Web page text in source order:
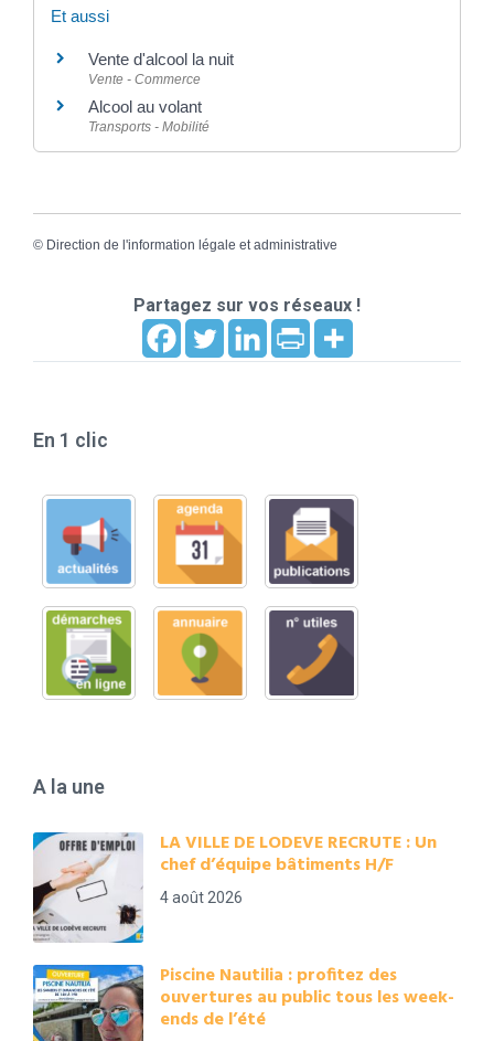
Et aussi
Vente d'alcool la nuit
Vente - Commerce
Alcool au volant
Transports - Mobilité
© Direction de l'information légale et administrative
Partagez sur vos réseaux !
En 1 clic
A la une
LA VILLE DE LODEVE RECRUTE : Un
chef d’équipe bâtiments H/F
4 août 2026
Piscine Nautilia : profitez des
ouvertures au public tous les week-
ends de l’été